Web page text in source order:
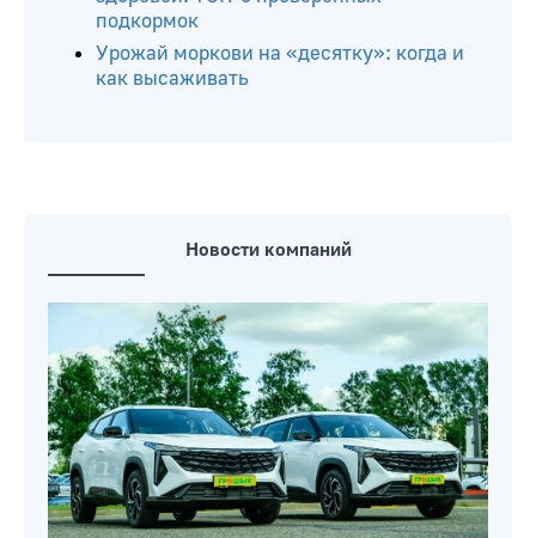
Как часто поливать томаты в парнике,
чтобы не лишиться урожая
Когда высаживать огурцы на рассаду:
как высаживать
Новости компаний